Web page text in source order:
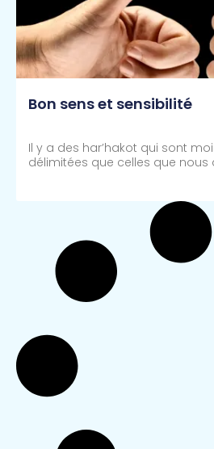
Bon sens et sensibilité
Il y a des har’hakot qui sont
délimitées que celles que nous